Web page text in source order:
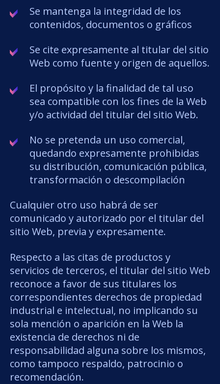
Se mantenga la integridad de los
contenidos, documentos o gráficos
Se cite expresamente al titular del sitio
Web como fuente y origen de aquellos.
El propósito y la finalidad de tal uso
sea compatible con los fines de la Web
y/o actividad del titular del sitio Web.
No se pretenda un uso comercial,
quedando expresamente prohibidas
su distribución, comunicación pública,
transformación o descompilación
Cualquier otro uso habrá de ser
comunicado y autorizado por el titular del
sitio Web, previa y expresamente.
Respecto a las citas de productos y
servicios de terceros, el titular del sitio Web
reconoce a favor de sus titulares los
correspondientes derechos de propiedad
industrial e intelectual, no implicando su
sola mención o aparición en la Web la
existencia de derechos ni de
responsabilidad alguna sobre los mismos,
como tampoco respaldo, patrocinio o
recomendación.